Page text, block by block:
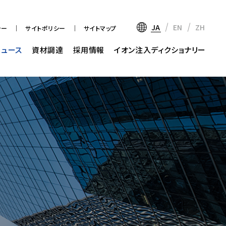
サイトポリシー サイトマップ JA EN ZH
ース 資材調達 採用情報 イオン注入ディクショナリー